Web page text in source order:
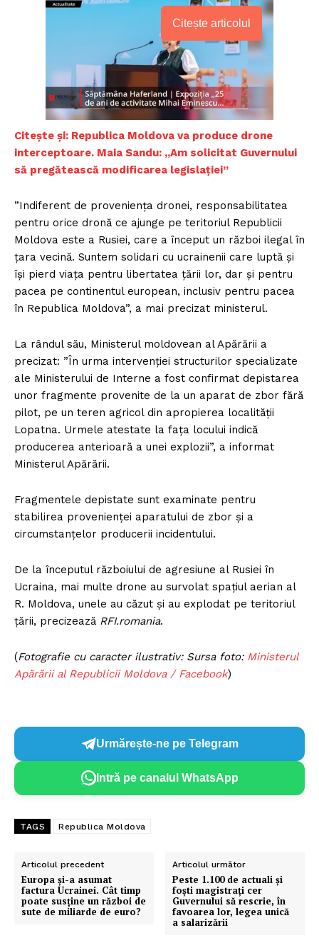
Citește articolul
Citește și: Republica Moldova va produce drone
interceptoare. Maia Sandu: „Am solicitat Guvernului
să pregătească modificarea legislației”
”Indiferent de proveniența dronei, responsabilitatea
pentru orice dronă ce ajunge pe teritoriul Republicii
Moldova este a Rusiei, care a început un război ilegal în
țara vecină. Suntem solidari cu ucrainenii care luptă și
își pierd viața pentru libertatea țării lor, dar și pentru
pacea pe continentul european, inclusiv pentru pacea
în Republica Moldova”, a mai precizat ministerul.
La rândul său, Ministerul moldovean al Apărării a
precizat: ”În urma intervenției structurilor specializate
ale Ministerului de Interne a fost confirmat depistarea
unor fragmente provenite de la un aparat de zbor fără
pilot, pe un teren agricol din apropierea localității
Lopatna. Urmele atestate la fața locului indică
producerea anterioară a unei explozii”, a informat
Ministerul Apărării.
Fragmentele depistate sunt examinate pentru
stabilirea provenienței aparatului de zbor și a
circumstanțelor producerii incidentului.
De la începutul războiului de agresiune al Rusiei în
Ucraina, mai multe drone au survolat spațiul aerian al
R. Moldova, unele au căzut și au explodat pe teritoriul
țării, precizează RFI.romania.
(Fotografie cu caracter ilustrativ: Sursa foto: Ministerul
Apărării al Republicii Moldova / Facebook)
Urmărește-ne pe Telegram
Intră pe canalul WhatsApp
TAGS Republica Moldova
Articolul precedent
Europa și-a asumat
factura Ucrainei. Cât timp
poate susține un război de
sute de miliarde de euro?
Articolul următor
Peste 1.100 de actuali și
foști magistrați cer
Guvernului să rescrie, în
favoarea lor, legea unică
a salarizării